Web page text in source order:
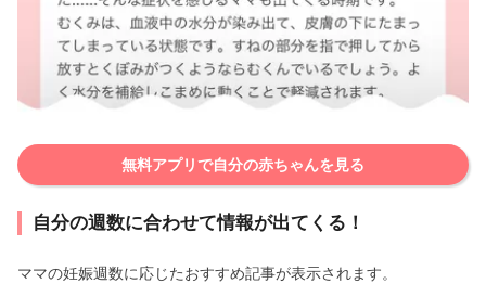
無料アプリで自分の赤ちゃんを見る
自分の週数に合わせて情報が出てくる！
ママの妊娠週数に応じたおすすめ記事が表示されます。